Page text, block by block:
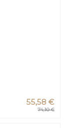
55,58 €
74,10 €